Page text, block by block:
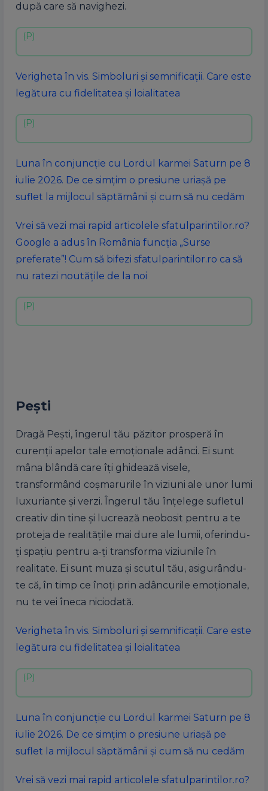
după care să navighezi.
Verigheta în vis. Simboluri și semnificații. Care este
legătura cu fidelitatea și loialitatea
Luna în conjuncție cu Lordul karmei Saturn pe 8
iulie 2026. De ce simțim o presiune uriașă pe
suflet la mijlocul săptămânii și cum să nu cedăm
Vrei să vezi mai rapid articolele sfatulparintilor.ro?
Google a adus în România funcția „Surse
preferate”! Cum să bifezi sfatulparintilor.ro ca să
nu ratezi noutățile de la noi
Pești
Dragă Pești, îngerul tău păzitor prosperă în
curenții apelor tale emoționale adânci. Ei sunt
mâna blândă care îți ghidează visele,
transformând coșmarurile în viziuni ale unor lumi
luxuriante și verzi. Îngerul tău înțelege sufletul
creativ din tine și lucrează neobosit pentru a te
proteja de realitățile mai dure ale lumii, oferindu-
ți spațiu pentru a-ți transforma viziunile în
realitate. Ei sunt muza și scutul tău, asigurându-
te că, în timp ce înoți prin adâncurile emoționale,
nu te vei îneca niciodată.
Verigheta în vis. Simboluri și semnificații. Care este
legătura cu fidelitatea și loialitatea
Luna în conjuncție cu Lordul karmei Saturn pe 8
iulie 2026. De ce simțim o presiune uriașă pe
suflet la mijlocul săptămânii și cum să nu cedăm
Vrei să vezi mai rapid articolele sfatulparintilor.ro?